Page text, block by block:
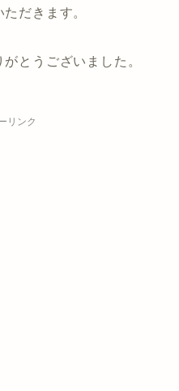
だきます。
とうございました。
リンク